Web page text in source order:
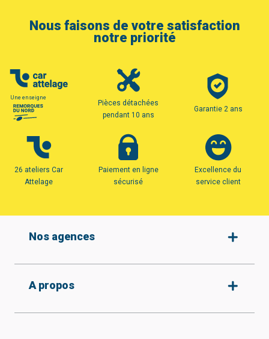
Nous faisons de votre satisfaction
notre priorité
Une enseigne
Pièces détachées
pendant 10 ans
Garantie 2 ans
26 ateliers Car
Attelage
Paiement en ligne
sécurisé
Excellence du
service client
Nos agences
Armentières
Beauvais
A propos